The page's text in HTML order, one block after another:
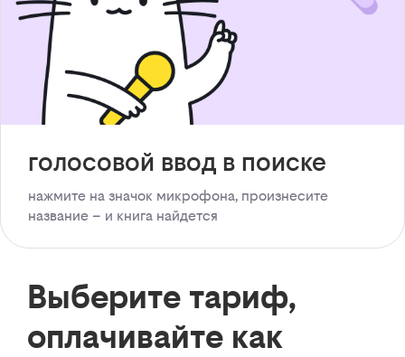
голосовой ввод в поиске
нажмите на значок микрофона, произнесите
название – и книга найдется
Выберите тариф,
оплачивайте как